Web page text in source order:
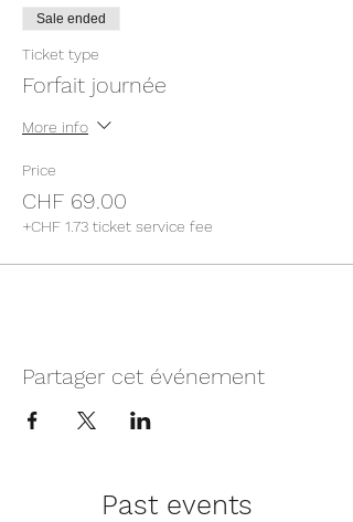
Sale ended
Ticket type
Forfait journée
More info
Price
CHF 69.00
+CHF 1.73 ticket service fee
Partager cet événement
Past events